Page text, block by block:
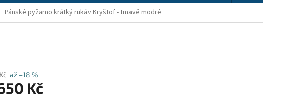
Pánské pyžamo krátký rukáv Kryštof - tmavě modré
až –18 %
Kč